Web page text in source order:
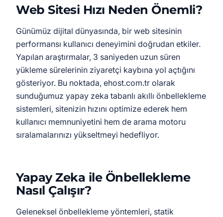
Web Sitesi Hızı Neden Önemli?
Günümüz dijital dünyasında, bir web sitesinin
performansı kullanıcı deneyimini doğrudan etkiler.
Yapılan araştırmalar, 3 saniyeden uzun süren
yükleme sürelerinin ziyaretçi kaybına yol açtığını
gösteriyor. Bu noktada, ehost.com.tr olarak
sunduğumuz yapay zeka tabanlı akıllı önbellekleme
sistemleri, sitenizin hızını optimize ederek hem
kullanıcı memnuniyetini hem de arama motoru
sıralamalarınızı yükseltmeyi hedefliyor.
Yapay Zeka ile Önbellekleme
Nasıl Çalışır?
Geleneksel önbellekleme yöntemleri, statik